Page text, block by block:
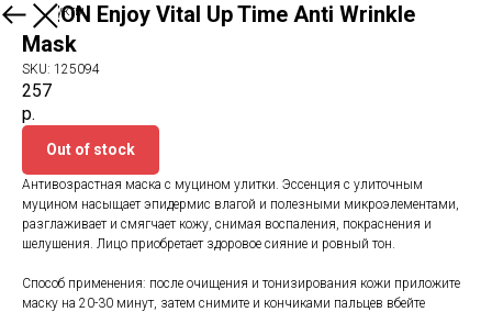
Еще продукты
MIZON Enjoy Vital Up Time Anti Wrinkle
Mask
SKU: 125094
257
р.
Out of stock
Антивозрастная маска с муцином улитки. Эссенция с улиточным
муцином насыщает эпидермис влагой и полезными микроэлементами,
разглаживает и смягчает кожу, снимая воспаления, покраснения и
шелушения. Лицо приобретает здоровое сияние и ровный тон.
Способ применения: после очищения и тонизирования кожи приложите
маску на 20-30 минут, затем снимите и кончиками пальцев вбейте